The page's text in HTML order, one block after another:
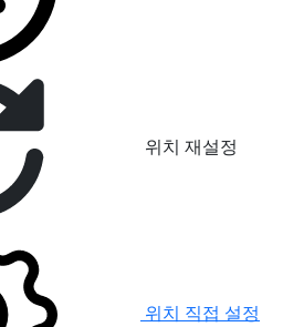
위치 재설정
위치 직접 설정